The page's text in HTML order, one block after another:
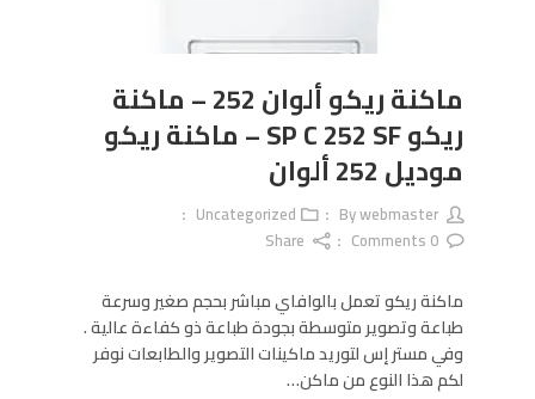
ماكنة ريكو ألوان 252 – ماكنة
ريكو SP C 252 SF – ماكنة ريكو
موديل 252 ألوان
By
webmaster
Uncategorized
0
Share
ماكنة ريكو تعمل بالوافاي مباشر بحجم صغير وسرعة
طباعة وتصوير متوسطة بجودة طباعة ذو كفاءة عالية .
وفي مستر إس لتوريد ماكينات التصوير والطابعات نوفر
لكم هذا النوع من ماكن…